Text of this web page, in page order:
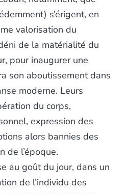
s’érigent, en
valorisation du
de la matérialité du
pour inaugurer une
son aboutissement dans
moderne. Leurs
du corps,
expression des
alors bannies des
de l’époque.
au goût du jour, dans un
de l’individu des